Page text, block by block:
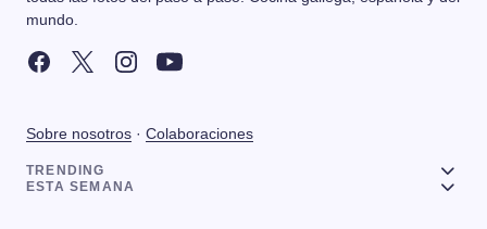
mundo.
Sobre nosotros · Colaboraciones
TRENDING
ESTA SEMANA